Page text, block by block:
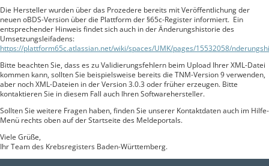
Die Hersteller wurden über das Prozedere bereits mit Veröffentlichung der
neuen oBDS-Version über die Plattform der §65c-Register informiert. Ein
entsprechender Hinweis findet sich auch in der Änderungshistorie des
Umsetzungsleifadens:
https://plattform65c.atlassian.net/wiki/spaces/UMK/pages/15532058/
Bitte beachten Sie, dass es zu Validierungsfehlern beim Upload Ihrer XML-Datei
kommen kann, sollten Sie beispielsweise bereits die TNM-Version 9 verwenden,
aber noch XML-Dateien in der Version 3.0.3 oder früher erzeugen. Bitte
kontaktieren Sie in diesem Fall auch Ihren Softwarehersteller.
Sollten Sie weitere Fragen haben, finden Sie unserer Kontaktdaten auch im Hilfe-
Menü rechts oben auf der Startseite des Meldeportals.
Viele Grüße,
Ihr Team des Krebsregisters Baden-Württemberg.